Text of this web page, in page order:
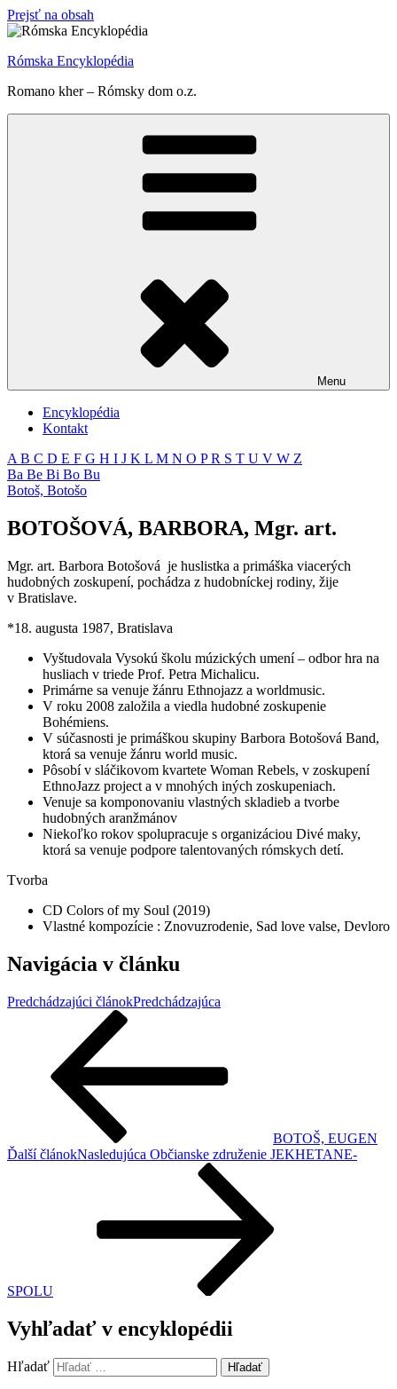
Prejsť na obsah
Rómska Encyklopédia
Romano kher – Rómsky dom o.z.
Menu
Encyklopédia
Kontakt
A B C D E F G H I J K L M N O PR S T U V W Z
Ba Be Bi Bo Bu
Botoš, Botošo
BOTOŠOVÁ, BARBORA, Mgr. art.
Mgr. art. Barbora Botošová je huslistka a primáška viacerých
hudobných zoskupení, pochádza z hudobníckej rodiny, žije
v Bratislave.
*18. augusta 1987, Bratislava
Vyštudovala Vysokú školu múzických umení – odbor hra na
husliach v triede Prof. Petra Michalicu.
Primárne sa venuje žánru Ethnojazz a worldmusic.
V roku 2008 založila a viedla hudobné zoskupenie
Bohémiens.
V súčasnosti je primáškou skupiny Barbora Botošová Band,
ktorá sa venuje žánru world music.
Pôsobí v sláčikovom kvartete Woman Rebels, v zoskupení
EthnoJazz project a v mnohých iných zoskupeniach.
Venuje sa komponovaniu vlastných skladieb a tvorbe
hudobných aranžmánov
Niekoľko rokov spolupracuje s organizáciou Divé maky,
ktorá sa venuje podpore talentovaných rómskych detí.
Tvorba
CD Colors of my Soul (2019)
Vlastné kompozície : Znovuzrodenie, Sad love valse, Devloro
Navigácia v článku
Predchádzajúci článokPredchádzajúca
BOTOŠ, EUGEN
Ďalší článokNasledujúca Občianske združenie JEKHETANE-
SPOLU
Vyhľadať v encyklopédii
Hľadať Hľadať